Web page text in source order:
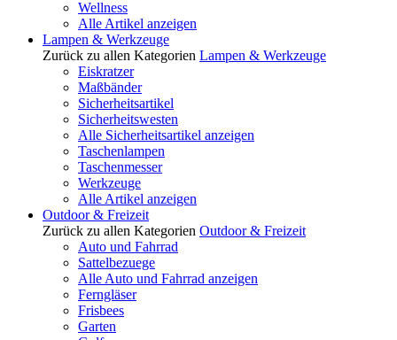
Wellness
Alle Artikel anzeigen
Lampen & Werkzeuge
Zurück zu allen Kategorien Lampen & Werkzeuge
Eiskratzer
Maßbänder
Sicherheitsartikel
Sicherheitswesten
Alle Sicherheitsartikel anzeigen
Taschenlampen
Taschenmesser
Werkzeuge
Alle Artikel anzeigen
Outdoor & Freizeit
Zurück zu allen Kategorien Outdoor & Freizeit
Auto und Fahrrad
Sattelbezuege
Alle Auto und Fahrrad anzeigen
Ferngläser
Frisbees
Garten